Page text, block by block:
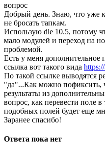
вопрос
Добрый день. Знаю, что уже
не бросать тапкам.
Использую dle 10.5, потому
мало модулей и переход на
проблемой.
Есть у меня дополнительное
ссылка вот такого вида
По такой ссылке выводятся
"да"...Как можно пофиксить,
результаты из
вопрос, как перевести поле
подобных полей будет еще
Заранее спасибо!
Ответа пока нет